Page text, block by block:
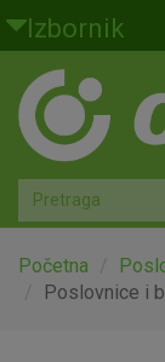
Skoči na glavni
Izbornik
Građani
Privatno bankarstvo
Agro
Mala poduzeća i
Početna
Poslovnice i